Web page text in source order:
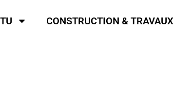
CONSTRUCTION & TRAVAUX